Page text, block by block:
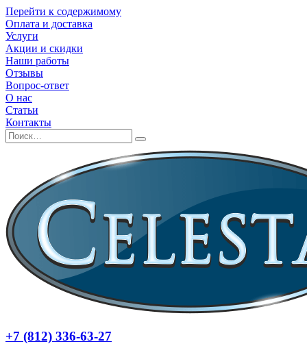
Перейти к содержимому
Оплата и доставка
Услуги
Акции и скидки
Наши работы
Отзывы
Вопрос-ответ
О нас
Статьи
Контакты
+7 (812) 336-63-27